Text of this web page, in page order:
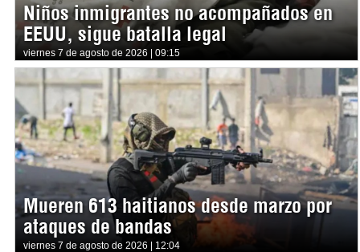
Niños inmigrantes no acompañados en
EEUU, sigue batalla legal
viernes 7 de agosto de 2026 | 09:15
Mueren 613 haitianos desde marzo por
ataques de bandas
viernes 7 de agosto de 2026 | 12:04